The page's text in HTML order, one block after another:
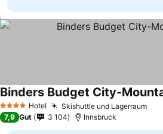
4 Sterne Hotel Skishuttle und Lagerraum
Binders Budget City-
7,9 Gut 3 104 Innsbruck